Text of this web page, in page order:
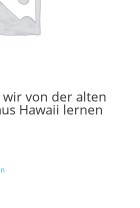
wir von der alten
Hawaii lernen